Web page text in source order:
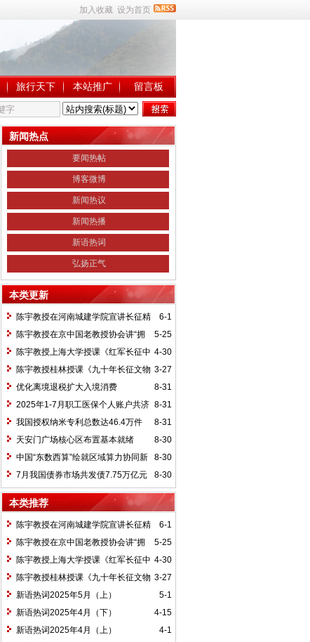
加入收藏 设为首页
旅行天下 本站推广 留言板
新闻热点
要闻热帖
博客微博
新闻热议
新闻热播
新语热词
弘扬正气
本类更新
6-1
陈宇教授在河南城建学院宣讲长征精
神及红25军长征史
5-25
陈宇教授在京中国老教授协会讲“拥
抱中华新文明”
4-30
陈宇教授上海大学授课《红军长征中
的黄埔师生》
3-27
陈宇教授桂林授课《九十年长征文物
鉴赏》
8-31
优化离境退税扩大入境消费
8-31
2025年1-7月职工医保个人账户共济
2.31亿人次 共济金额304.57亿元
8-31
我国授权纳米专利总数达46.4万件
8-30
天安门广场核心区布置基本就绪
8-30
中国“东数西算”绘就区域算力协同新
图景
8-30
7月我国债券市场共发债7.75万亿元
本类推荐
6-1
陈宇教授在河南城建学院宣讲长征精
神及红25军长征史
5-25
陈宇教授在京中国老教授协会讲“拥
抱中华新文明”
4-30
陈宇教授上海大学授课《红军长征中
的黄埔师生》
3-27
陈宇教授桂林授课《九十年长征文物
鉴赏》
5-1
新语热词2025年5月（上）
4-15
新语热词2025年4月（下）
4-1
新语热词2025年4月（上）